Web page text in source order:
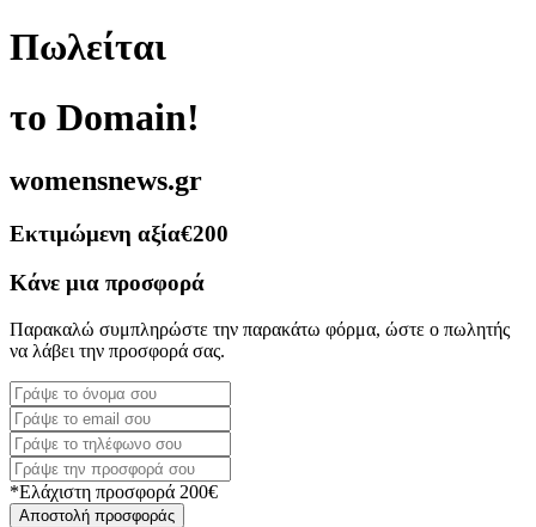
Πωλείται
το Domain!
womensnews.gr
Εκτιμώμενη αξία€200
Κάνε μια προσφορά
Παρακαλώ συμπληρώστε την παρακάτω φόρμα, ώστε ο πωλητής
να λάβει την προσφορά σας.
*Ελάχιστη προσφορά 200€
Αποστολή προσφοράς